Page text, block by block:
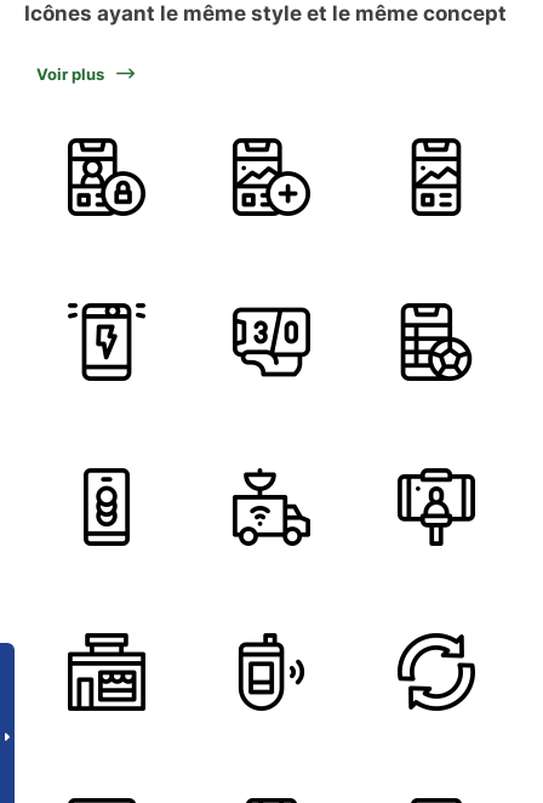
Icônes ayant le même style et le même concept
Voir plus